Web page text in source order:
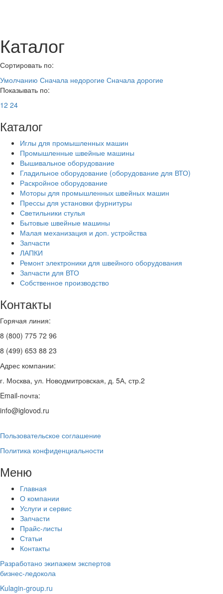
Каталог
Сортировать по:
Умолчанию Сначала недорогие Сначала дорогие
Показывать по:
12 24
Каталог
Иглы для промышленных машин
Промышленные швейные машины
Вышивальное оборудование
Гладильное оборудование (оборудование для ВТО)
Раскройное оборудование
Моторы для промышленных швейных машин
Прессы для установки фурнитуры
Светильники стулья
Бытовые швейные машины
Малая механизация и доп. устройства
Запчасти
ЛАПКИ
Ремонт электроники для швейного оборудования
Запчасти для ВТО
Собственное производство
Контакты
Горячая линия:
8 (800) 775 72 96
8 (499) 653 88 23
Адрес компании:
г. Москва, ул. Новодмитровская, д. 5А, стр.2
Email-почта:
info@iglovod.ru
Пользовательское соглашение
Политика конфиденциальности
Меню
Главная
О компании
Услуги и сервис
Запчасти
Прайс-листы
Статьи
Контакты
Разработано экипажем экспертов
бизнес-ледокола
Kulagin-group.ru